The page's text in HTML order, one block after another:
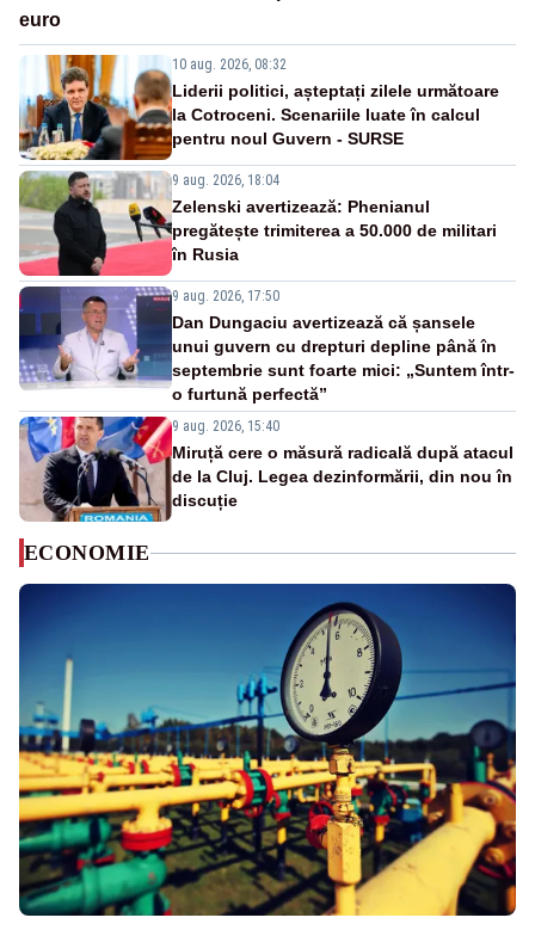
euro
10 aug. 2026, 08:32
Liderii politici, așteptați zilele următoare
la Cotroceni. Scenariile luate în calcul
pentru noul Guvern - SURSE
9 aug. 2026, 18:04
Zelenski avertizează: Phenianul
pregătește trimiterea a 50.000 de militari
în Rusia
9 aug. 2026, 17:50
Dan Dungaciu avertizează că șansele
unui guvern cu drepturi depline până în
septembrie sunt foarte mici: „Suntem într-
o furtună perfectă”
9 aug. 2026, 15:40
Miruță cere o măsură radicală după atacul
de la Cluj. Legea dezinformării, din nou în
discuție
ECONOMIE